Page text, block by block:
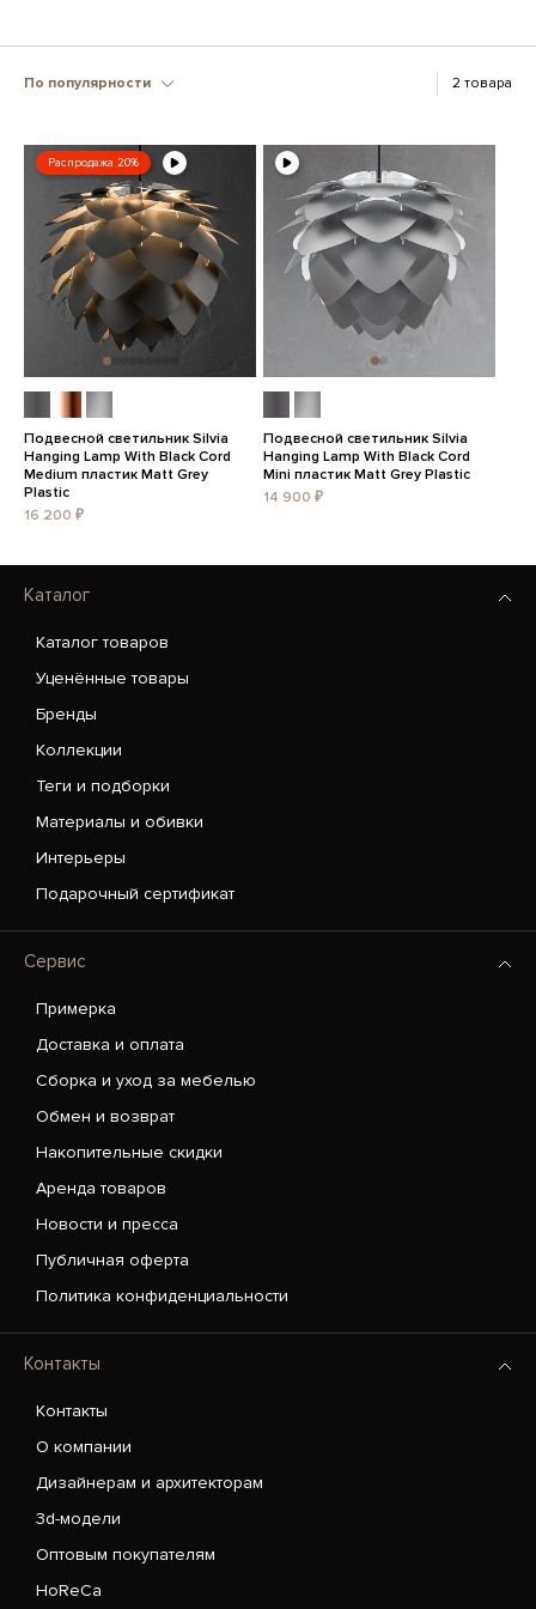
По популярности 2 товара
Распродажа 20%
Подвесной светильник Silvia
Hanging Lamp With Black Cord
Medium пластик Matt Grey
Plastic
16 200 ₽
Подвесной светильник Silvia
Hanging Lamp With Black Cord
Mini пластик Matt Grey Plastic
14 900 ₽
Каталог
Каталог товаров
Уценённые товары
Бренды
Коллекции
Теги и подборки
Материалы и обивки
Интерьеры
Подарочный сертификат
Сервис
Примерка
Доставка и оплата
Сборка и уход за мебелью
Обмен и возврат
Накопительные скидки
Аренда товаров
Новости и пресса
Публичная оферта
Политика конфиденциальности
Контакты
Контакты
О компании
Дизайнерам и архитекторам
3d-модели
Оптовым покупателям
HoReCa